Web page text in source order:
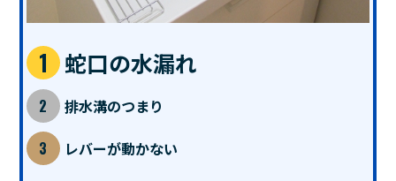
蛇口の水漏れ
排水溝のつまり
レバーが動かない